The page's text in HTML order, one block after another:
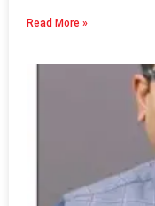
Read More »